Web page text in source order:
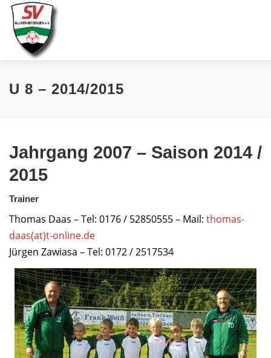
Zum
Inhalt
springen
AKTUELLES SPIELE & ERGEBNISSE
U 8 – 2014/2015
Jahrgang 2007 – Saison 2014 /
2015
Trainer
Thomas Daas – Tel: 0176 / 52850555 – Mail: thomas-
daas(at)t-online.de
Jürgen Zawiasa – Tel: 0172 / 2517534